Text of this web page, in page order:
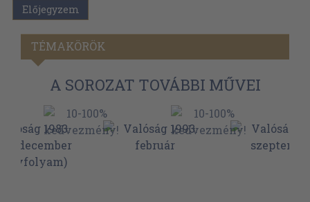
Előjegyzem
TÉMAKÖRÖK
A SOROZAT TOVÁBBI MŰVEI